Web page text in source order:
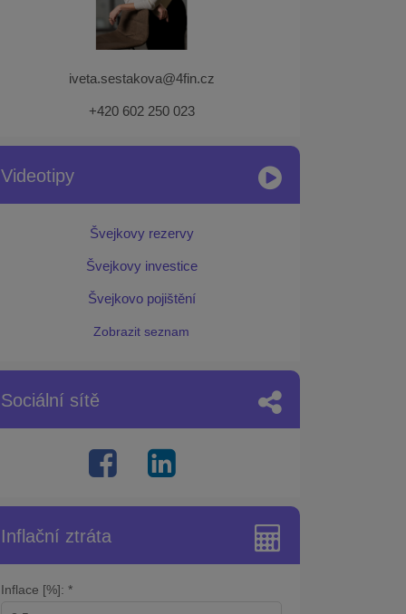
iveta.sestakova@4fin.cz
+420 602 250 023
Videotipy
Švejkovy rezervy
Švejkovy investice
Švejkovo pojištění
Zobrazit seznam
Sociální sítě
Inflační ztráta
Inflace [%]: *